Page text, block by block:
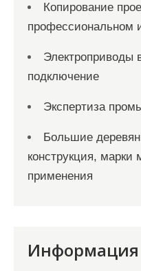
Копирование
профессиональном
Электроприводы
подключение
Экспертиза
Большие
конструкция,
применения
Информация